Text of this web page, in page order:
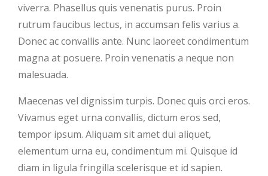
viverra. Phasellus quis venenatis purus. Proin
rutrum faucibus lectus, in accumsan felis varius a.
Donec ac convallis ante. Nunc laoreet condimentum
magna at posuere. Proin venenatis a neque non
malesuada.
Maecenas vel dignissim turpis. Donec quis orci eros.
Vivamus eget urna convallis, dictum eros sed,
tempor ipsum. Aliquam sit amet dui aliquet,
elementum urna eu, condimentum mi. Quisque id
diam in ligula fringilla scelerisque et id sapien.